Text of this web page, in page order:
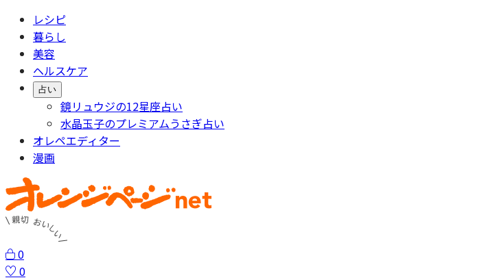
レシピ
暮らし
美容
ヘルスケア
占い
鏡リュウジの12星座占い
水晶玉子のプレミアムうさぎ占い
オレペエディター
漫画
0
0